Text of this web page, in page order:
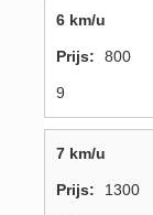
6 km/u
800
9
7 km/u
1300